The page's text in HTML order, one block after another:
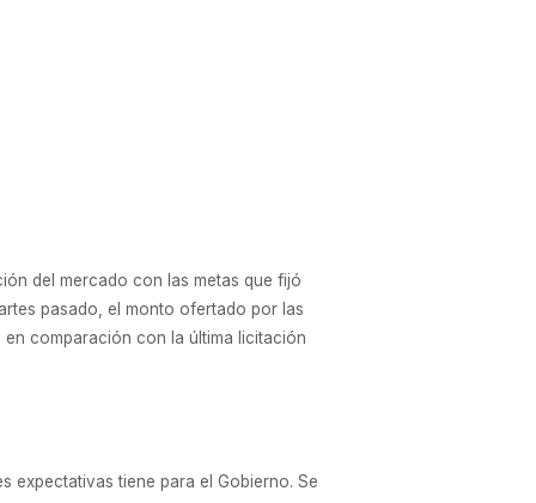
del mercado con las metas que fijó
pasado, el monto ofertado por las
comparación con la última licitación
expectativas tiene para el Gobierno. Se